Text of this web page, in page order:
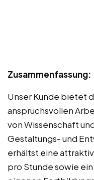
Zusammenfassung:
Unser Kunde bietet
anspruchsvollen
von Wissenschaft
Gestaltungs- und
erhältst eine
pro Stunde sowie